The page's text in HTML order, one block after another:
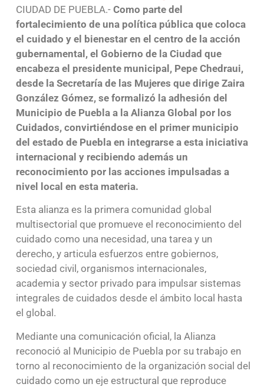
CIUDAD DE PUEBLA.- Como parte del
fortalecimiento de una política pública que coloca
el cuidado y el bienestar en el centro de la acción
gubernamental, el Gobierno de la Ciudad que
encabeza el presidente municipal, Pepe Chedraui,
desde la Secretaría de las Mujeres que dirige Zaira
González Gómez, se formalizó la adhesión del
Municipio de Puebla a la Alianza Global por los
Cuidados, convirtiéndose en el primer municipio
del estado de Puebla en integrarse a esta iniciativa
internacional y recibiendo además un
reconocimiento por las acciones impulsadas a
nivel local en esta materia.
Esta alianza es la primera comunidad global
multisectorial que promueve el reconocimiento del
cuidado como una necesidad, una tarea y un
derecho, y articula esfuerzos entre gobiernos,
sociedad civil, organismos internacionales,
academia y sector privado para impulsar sistemas
integrales de cuidados desde el ámbito local hasta
el global.
Mediante una comunicación oficial, la Alianza
reconoció al Municipio de Puebla por su trabajo en
torno al reconocimiento de la organización social del
cuidado como un eje estructural que reproduce